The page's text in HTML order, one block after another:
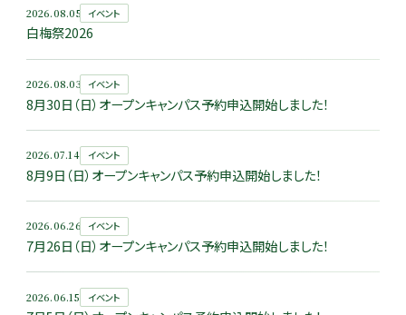
2026.08.05 イベント
白梅祭2026
2026.08.03 イベント
8月30日（日）オープンキャンパス予約申込開始しました！
2026.07.14 イベント
8月9日（日）オープンキャンパス予約申込開始しました！
2026.06.26 イベント
7月26日（日）オープンキャンパス予約申込開始しました！
2026.06.15 イベント